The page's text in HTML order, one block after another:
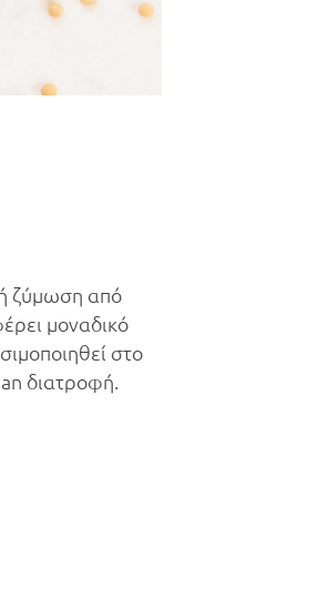
ζύμωση από
μοναδικό
στο
διατροφή.